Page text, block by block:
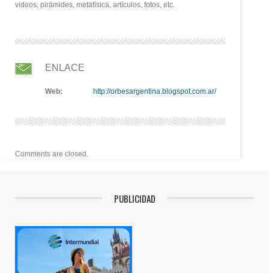
videos, pirámides, metafísica, artículos, fotos, etc.
ENLACE
Web: http://orbesargentina.blogspot.com.ar/
Comments are closed.
PUBLICIDAD